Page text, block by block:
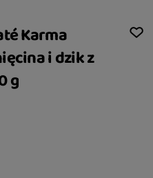
Karma
i dzik z
g